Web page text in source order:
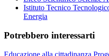
Istituto Tecnico
Energia
Potrebbero interessarti
Educazione alla cittadinanza